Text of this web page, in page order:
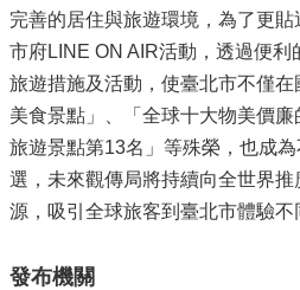
完善的居住與旅遊環境，為了更
市府LINE ON AIR活動，透過便
旅遊措施及活動，使臺北市不僅
美食景點」、「全球十大物美價
旅遊景點第13名」等殊榮，也成
選，未來觀傳局將持續向全世界
源，吸引全球旅客到臺北市體驗不
發布機關